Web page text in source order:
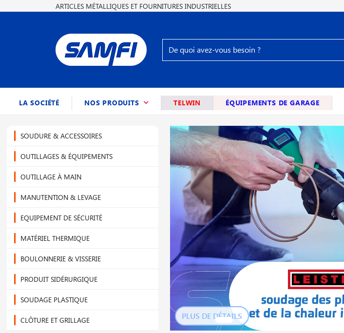
ARTICLES MÉTALLIQUES ET FOURNITURES INDUSTRIELLES
LA SOCIÉTÉ NOS PRODUITS (CURRENT)TELWIN ÉQUIPEMENTS DE GARAGE
SOUDURE & ACCESSOIRES
OUTILLAGES & ÉQUIPEMENTS
OUTILLAGE À MAIN
MANUTENTION & LEVAGE
EQUIPEMENT DE SÉCURITÉ
MATÉRIEL THERMIQUE
BOULONNERIE & VISSERIE
PRODUIT SIDÉRURGIQUE
SOUDAGE PLASTIQUE
CLÔTURE ET GRILLAGE PLUS DE DÉTAILS